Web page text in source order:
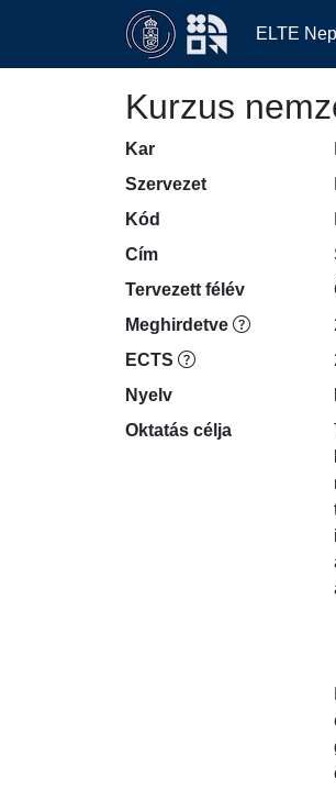
ELTE
Kurzus
Kar
Szervezet
Kód
Cím
Tervezett félév
Meghirdetve
ECTS
Nyelv
Oktatás célja